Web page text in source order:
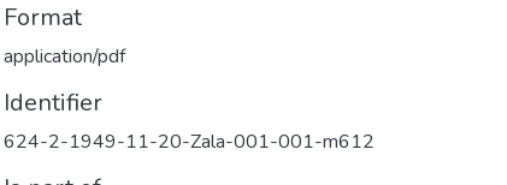
Format
application/pdf
Identifier
624-2-1949-11-20-Zala-001-001-m612